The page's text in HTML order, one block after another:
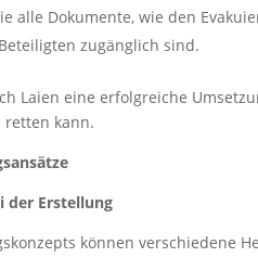
alle Dokumente, wie den
zugänglich sind.
Laien eine erfolgreiche
retten kann.
der Erstellung
können verschiedene